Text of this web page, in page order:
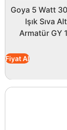
Goya 5 Watt
Işık Sıva
Armatür GY
Fiyat Al